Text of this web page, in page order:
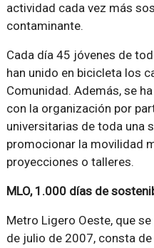
actividad cada vez más
contaminante.
Cada día 45 jóvenes de
han unido en bicicleta los
Comunidad. Además, se
con la organización por
universitarias de toda una
promocionar la movilidad
proyecciones o talleres.
MLO, 1.000 días de
Metro Ligero Oeste, que
de julio de 2007, consta